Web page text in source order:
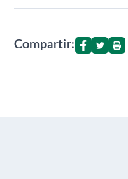
Compartir: